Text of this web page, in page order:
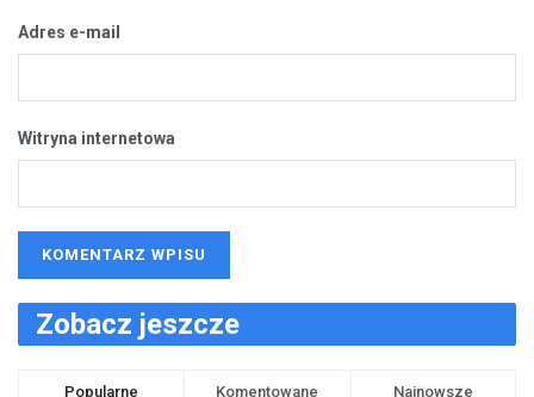
Adres e-mail
Witryna internetowa
Zobacz jeszcze
Popularne Komentowane Najnowsze